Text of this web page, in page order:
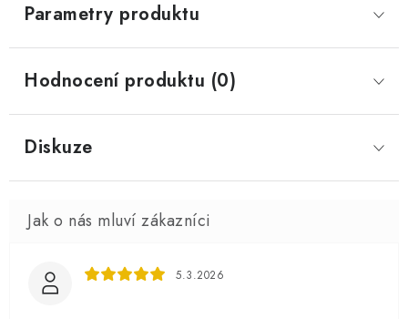
Parametry produktu
Hodnocení produktu (0)
Diskuze
5.3.2026